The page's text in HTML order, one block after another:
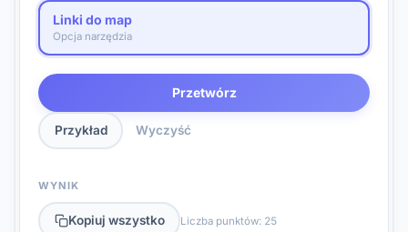
Linki do map
Opcja narzędzia
Przetwórz
Przykład Wyczyść
WYNIK
Kopiuj wszystko Liczba punktów: 25